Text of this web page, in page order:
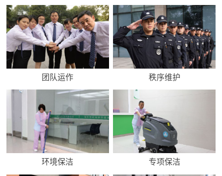
团队运作 秩序维护
环境保洁 专项保洁